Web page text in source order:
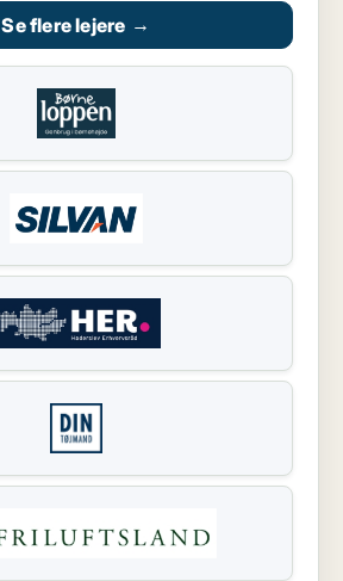
Se flere lejere →